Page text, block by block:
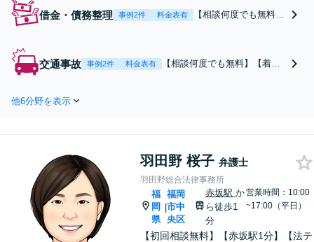
借金・債務整理 事例2件 料金表有
【相談何度でも無料】
任せください！個人・
法人の破産手続きの実
所目の前】
交通事故 事例2件 料金表有
【相談何度でも無料】【着手
料や賠償金の交渉はお任せく
相談も可能です。【天神駅徒
歩5分】【中央区役所目の前】
他6分野を表示
羽田野 桜子 弁護士
羽田野総合法律事務所
福
岡
県
|
福岡
市中
央区
赤坂駅 か
ら徒歩1
分
営業時間：10:00
~17:00（平日）
【初回相談無料】【赤坂駅1分】【法テ